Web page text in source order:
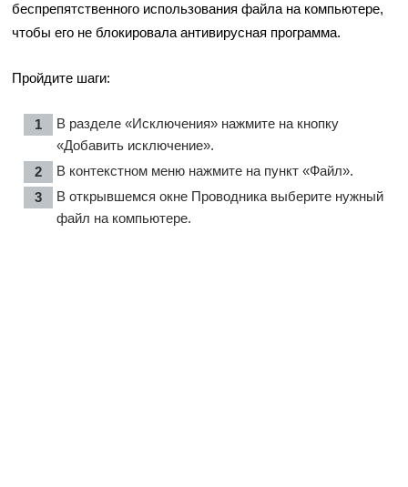
беспрепятственного использования файла на компьютере,
чтобы его не блокировала антивирусная программа.
Пройдите шаги:
В разделе «Исключения» нажмите на кнопку
«Добавить исключение».
В контекстном меню нажмите на пункт «Файл».
В открывшемся окне Проводника выберите нужный
файл на компьютере.